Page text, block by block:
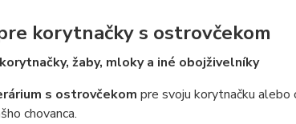
korytnačky s ostrovčekom
žaby, mloky a iné obojživelníky
s ostrovčekom pre svoju korytnačku alebo
chovanca.